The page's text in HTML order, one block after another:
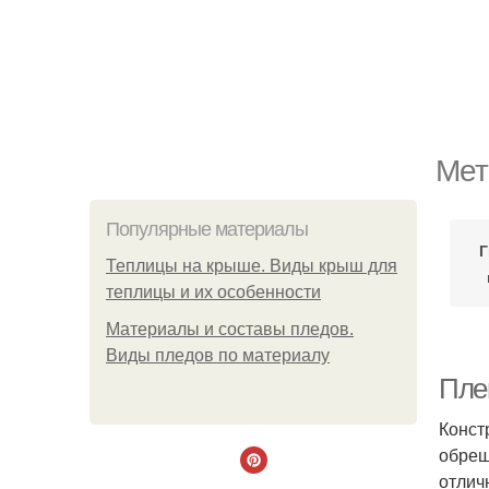
Популярные материалы
Теплицы на крыше. Виды крыш для
теплицы и их особенности
Материалы и составы пледов.
Виды пледов по материалу